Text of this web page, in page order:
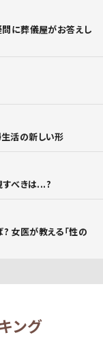
問に葬儀屋がお答えし
活の新しい形
すべきは...?
女医が教える「性の
ング